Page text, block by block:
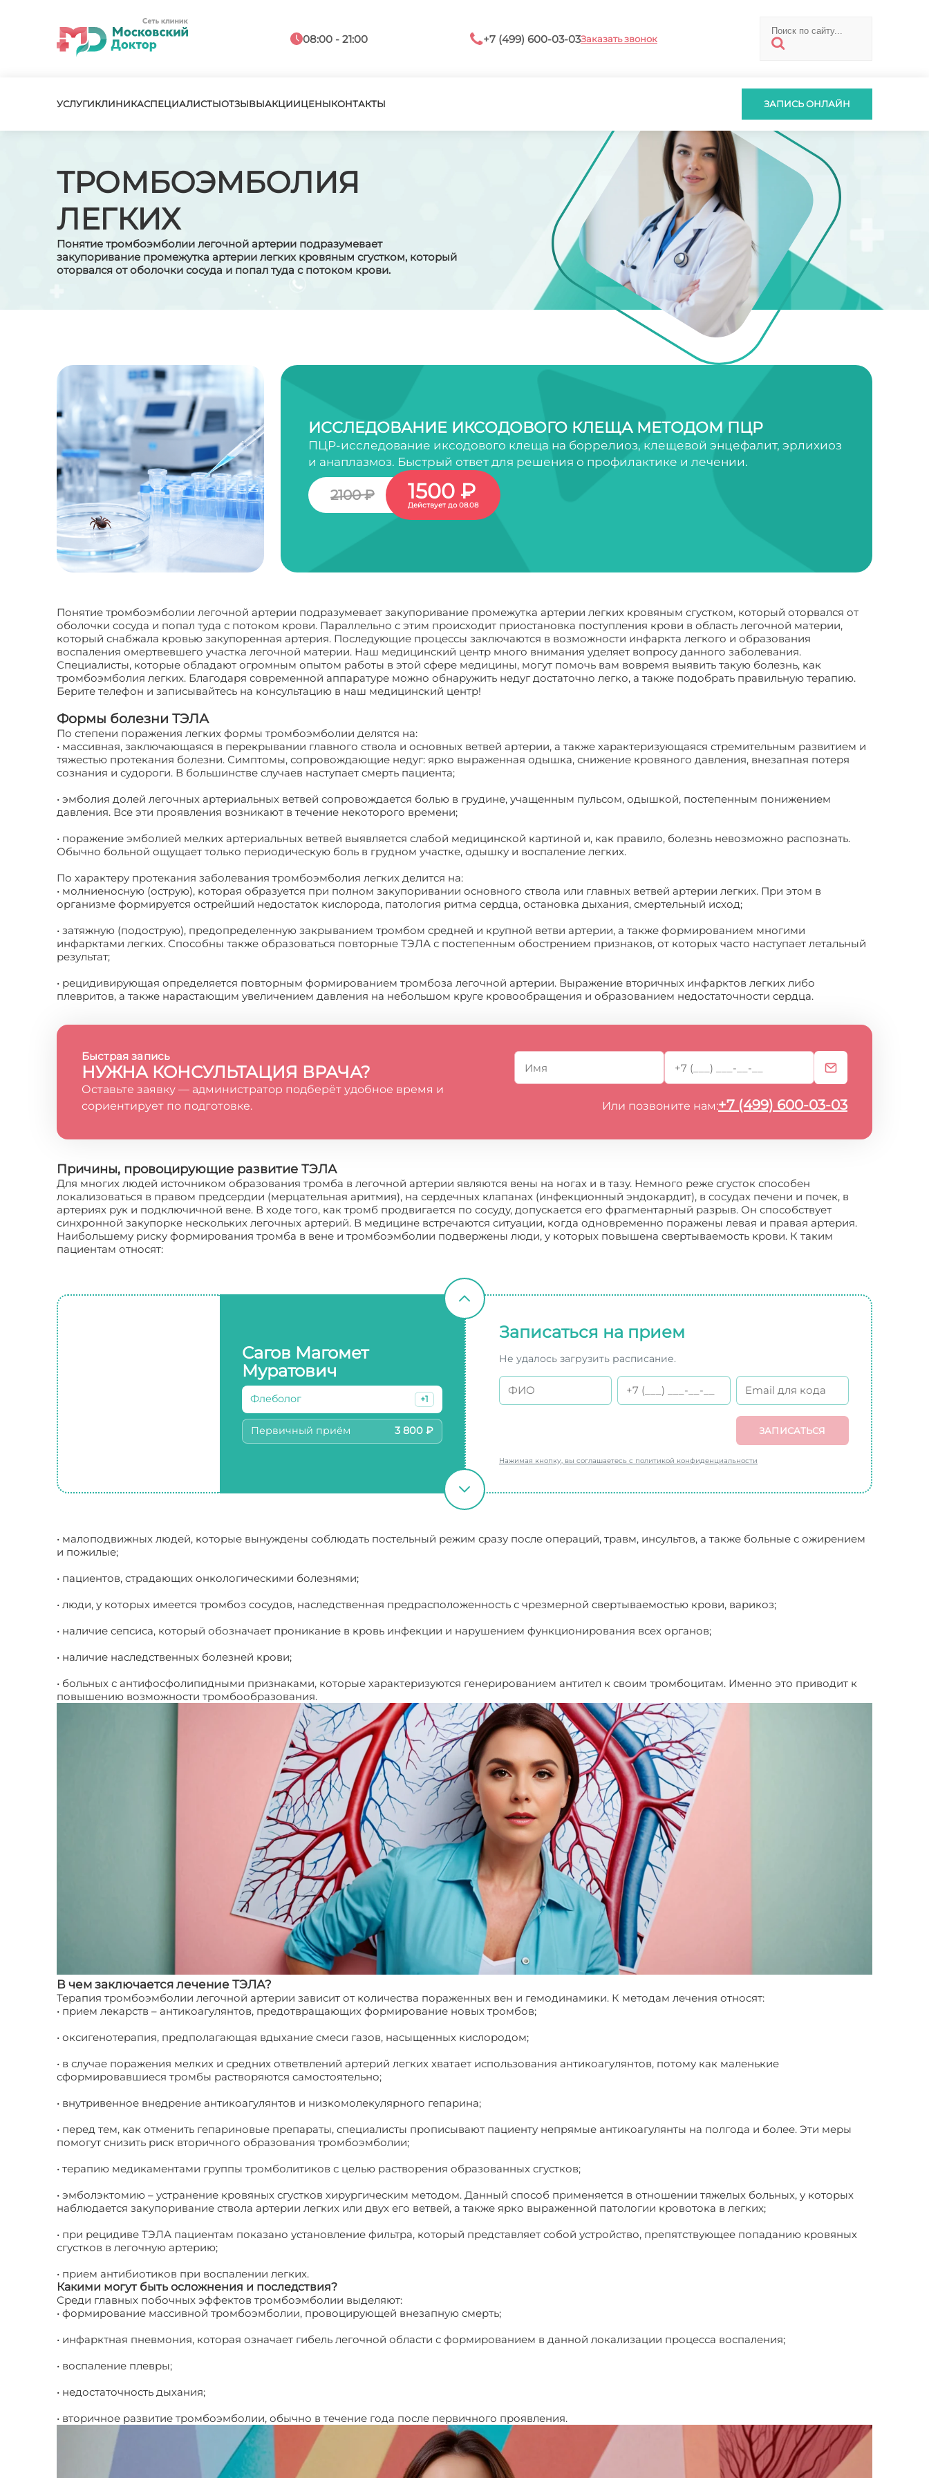
08:00 - 21:00 +7 (499) 600-03-03Заказать звонок
УСЛУГИКЛИНИКАСПЕЦИАЛИСТЫОТЗЫВЫАКЦИИЦЕНЫКОНТАКТЫ ЗАПИСЬ ОНЛАЙН
ТРОМБОЭМБОЛИЯ
ЛЕГКИХ
Понятие тромбоэмболии легочной артерии подразумевает
закупоривание промежутка артерии легких кровяным сгустком, который
оторвался от оболочки сосуда и попал туда с потоком крови.
ИССЛЕДОВАНИЕ ИКСОДОВОГО КЛЕЩА МЕТОДОМ ПЦР
ПЦР-исследование иксодового клеща на боррелиоз, клещевой энцефалит, эрлихиоз
и анаплазмоз. Быстрый ответ для решения о профилактике и лечении.
2100 ₽ 1500 ₽
Действует до 08.08
Понятие тромбоэмболии легочной артерии подразумевает закупоривание промежутка артерии легких кровяным сгустком, который оторвался от
оболочки сосуда и попал туда с потоком крови. Параллельно с этим происходит приостановка поступления крови в область легочной материи,
который снабжала кровью закупоренная артерия. Последующие процессы заключаются в возможности инфаркта легкого и образования
воспаления омертвевшего участка легочной материи. Наш медицинский центр много внимания уделяет вопросу данного заболевания.
Специалисты, которые обладают огромным опытом работы в этой сфере медицины, могут помочь вам вовремя выявить такую болезнь, как
тромбоэмболия легких. Благодаря современной аппаратуре можно обнаружить недуг достаточно легко, а также подобрать правильную терапию.
Берите телефон и записывайтесь на консультацию в наш медицинский центр!
Формы болезни ТЭЛА
По степени поражения легких формы тромбоэмболии делятся на:
• массивная, заключающаяся в перекрывании главного ствола и основных ветвей артерии, а также характеризующаяся стремительным развитием и
тяжестью протекания болезни. Симптомы, сопровождающие недуг: ярко выраженная одышка, снижение кровяного давления, внезапная потеря
сознания и судороги. В большинстве случаев наступает смерть пациента;
• эмболия долей легочных артериальных ветвей сопровождается болью в грудине, учащенным пульсом, одышкой, постепенным понижением
давления. Все эти проявления возникают в течение некоторого времени;
• поражение эмболией мелких артериальных ветвей выявляется слабой медицинской картиной и, как правило, болезнь невозможно распознать.
Обычно больной ощущает только периодическую боль в грудном участке, одышку и воспаление легких.
По характеру протекания заболевания тромбоэмболия легких делится на:
• молниеносную (острую), которая образуется при полном закупоривании основного ствола или главных ветвей артерии легких. При этом в
организме формируется острейший недостаток кислорода, патология ритма сердца, остановка дыхания, смертельный исход;
• затяжную (подострую), предопределенную закрыванием тромбом средней и крупной ветви артерии, а также формированием многими
инфарктами легких. Способны также образоваться повторные ТЭЛА с постепенным обострением признаков, от которых часто наступает летальный
результат;
• рецидивирующая определяется повторным формированием тромбоза легочной артерии. Выражение вторичных инфарктов легких либо
плевритов, а также нарастающим увеличением давления на небольшом круге кровообращения и образованием недостаточности сердца.
Быстрая запись
НУЖНА КОНСУЛЬТАЦИЯ ВРАЧА?
Оставьте заявку — администратор подберёт удобное время и
сориентирует по подготовке.
Или позвоните нам:+7 (499) 600-03-03
Причины, провоцирующие развитие ТЭЛА
Для многих людей источником образования тромба в легочной артерии являются вены на ногах и в тазу. Немного реже сгусток способен
локализоваться в правом предсердии (мерцательная аритмия), на сердечных клапанах (инфекционный эндокардит), в сосудах печени и почек, в
артериях рук и подключичной вене. В ходе того, как тромб продвигается по сосуду, допускается его фрагментарный разрыв. Он способствует
синхронной закупорке нескольких легочных артерий. В медицине встречаются ситуации, когда одновременно поражены левая и правая артерия.
Наибольшему риску формирования тромба в вене и тромбоэмболии подвержены люди, у которых повышена свертываемость крови. К таким
пациентам относят:
Сагов Магомет
Муратович
Флеболог +1
Первичный приём 3 800 ₽
Записаться на прием
Не удалось загрузить расписание.
ЗАПИСАТЬСЯ
Нажимая кнопку, вы соглашаетесь с политикой конфиденциальности
• малоподвижных людей, которые вынуждены соблюдать постельный режим сразу после операций, травм, инсультов, а также больные с ожирением
и пожилые;
• пациентов, страдающих онкологическими болезнями;
• люди, у которых имеется тромбоз сосудов, наследственная предрасположенность с чрезмерной свертываемостью крови, варикоз;
• наличие сепсиса, который обозначает проникание в кровь инфекции и нарушением функционирования всех органов;
• наличие наследственных болезней крови;
• больных с антифосфолипидными признаками, которые характеризуются генерированием антител к своим тромбоцитам. Именно это приводит к
повышению возможности тромбообразования.
В чем заключается лечение ТЭЛА?
Терапия тромбоэмболии легочной артерии зависит от количества пораженных вен и гемодинамики. К методам лечения относят:
• прием лекарств – антикоагулянтов, предотвращающих формирование новых тромбов;
• оксигенотерапия, предполагающая вдыхание смеси газов, насыщенных кислородом;
• в случае поражения мелких и средних ответвлений артерий легких хватает использования антикоагулянтов, потому как маленькие
сформировавшиеся тромбы растворяются самостоятельно;
• внутривенное внедрение антикоагулянтов и низкомолекулярного гепарина;
• перед тем, как отменить гепариновые препараты, специалисты прописывают пациенту непрямые антикоагулянты на полгода и более. Эти меры
помогут снизить риск вторичного образования тромбоэмболии;
• терапию медикаментами группы тромболитиков с целью растворения образованных сгустков;
• эмболэктомию – устранение кровяных сгустков хирургическим методом. Данный способ применяется в отношении тяжелых больных, у которых
наблюдается закупоривание ствола артерии легких или двух его ветвей, а также ярко выраженной патологии кровотока в легких;
• при рецидиве ТЭЛА пациентам показано установление фильтра, который представляет собой устройство, препятствующее попаданию кровяных
сгустков в легочную артерию;
• прием антибиотиков при воспалении легких.
Какими могут быть осложнения и последствия?
Среди главных побочных эффектов тромбоэмболии выделяют:
• формирование массивной тромбоэмболии, провоцирующей внезапную смерть;
• инфарктная пневмония, которая означает гибель легочной области с формированием в данной локализации процесса воспаления;
• воспаление плевры;
• недостаточность дыхания;
• вторичное развитие тромбоэмболии, обычно в течение года после первичного проявления.